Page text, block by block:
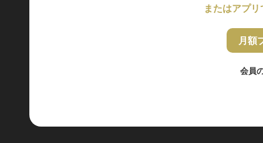
またはアプ
月額
会員